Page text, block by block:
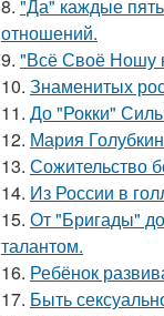
8. "Да" каждые
отношений.
9. "Всё Своё Ношу
10. Знаменитых
11. До "Рокки"
12. Мария
13. Сожительство
14. Из России в
15. От "Бригады"
талантом.
16. Ребёнок
17. Быть